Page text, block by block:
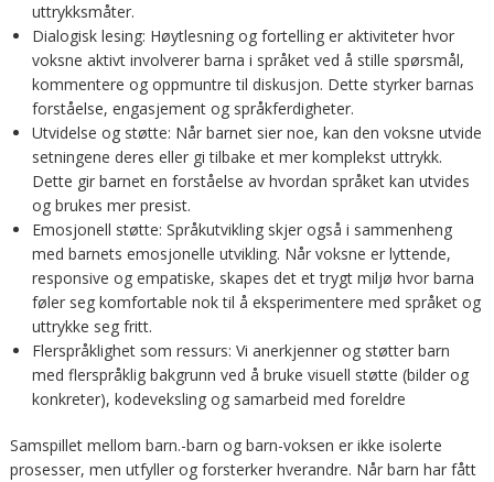
uttrykksmåter.
Dialogisk lesing: Høytlesning og fortelling er aktiviteter hvor
voksne aktivt involverer barna i språket ved å stille spørsmål,
kommentere og oppmuntre til diskusjon. Dette styrker barnas
forståelse, engasjement og språkferdigheter.
Utvidelse og støtte: Når barnet sier noe, kan den voksne utvide
setningene deres eller gi tilbake et mer komplekst uttrykk.
Dette gir barnet en forståelse av hvordan språket kan utvides
og brukes mer presist.
Emosjonell støtte: Språkutvikling skjer også i sammenheng
med barnets emosjonelle utvikling. Når voksne er lyttende,
responsive og empatiske, skapes det et trygt miljø hvor barna
føler seg komfortable nok til å eksperimentere med språket og
uttrykke seg fritt.
Flerspråklighet som ressurs: Vi anerkjenner og støtter barn
med flerspråklig bakgrunn ved å bruke visuell støtte (bilder og
konkreter), kodeveksling og samarbeid med foreldre
Samspillet mellom barn.-barn og barn-voksen er ikke isolerte
prosesser, men utfyller og forsterker hverandre. Når barn har fått